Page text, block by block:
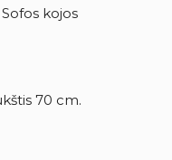
kojos
70 cm.